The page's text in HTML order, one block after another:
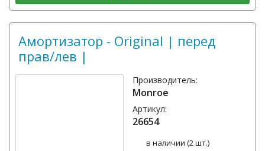
Амортизатор - Original | перед
прав/лев |
Производитель:
Monroe
Артикул:
26654
в наличии (2 шт.)